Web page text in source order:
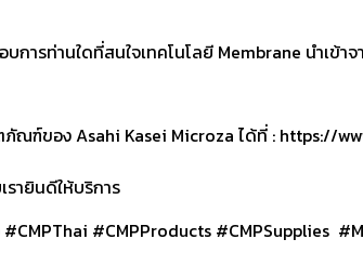
บการท่านใดที่สนใจเทคโนโลยี Membrane นำเข้
ณฑ์ของ Asahi Kasei Microza ได้ที่ : https://
รายินดีให้บริการ
#CMPThai #CMPProducts #CMPSupplies